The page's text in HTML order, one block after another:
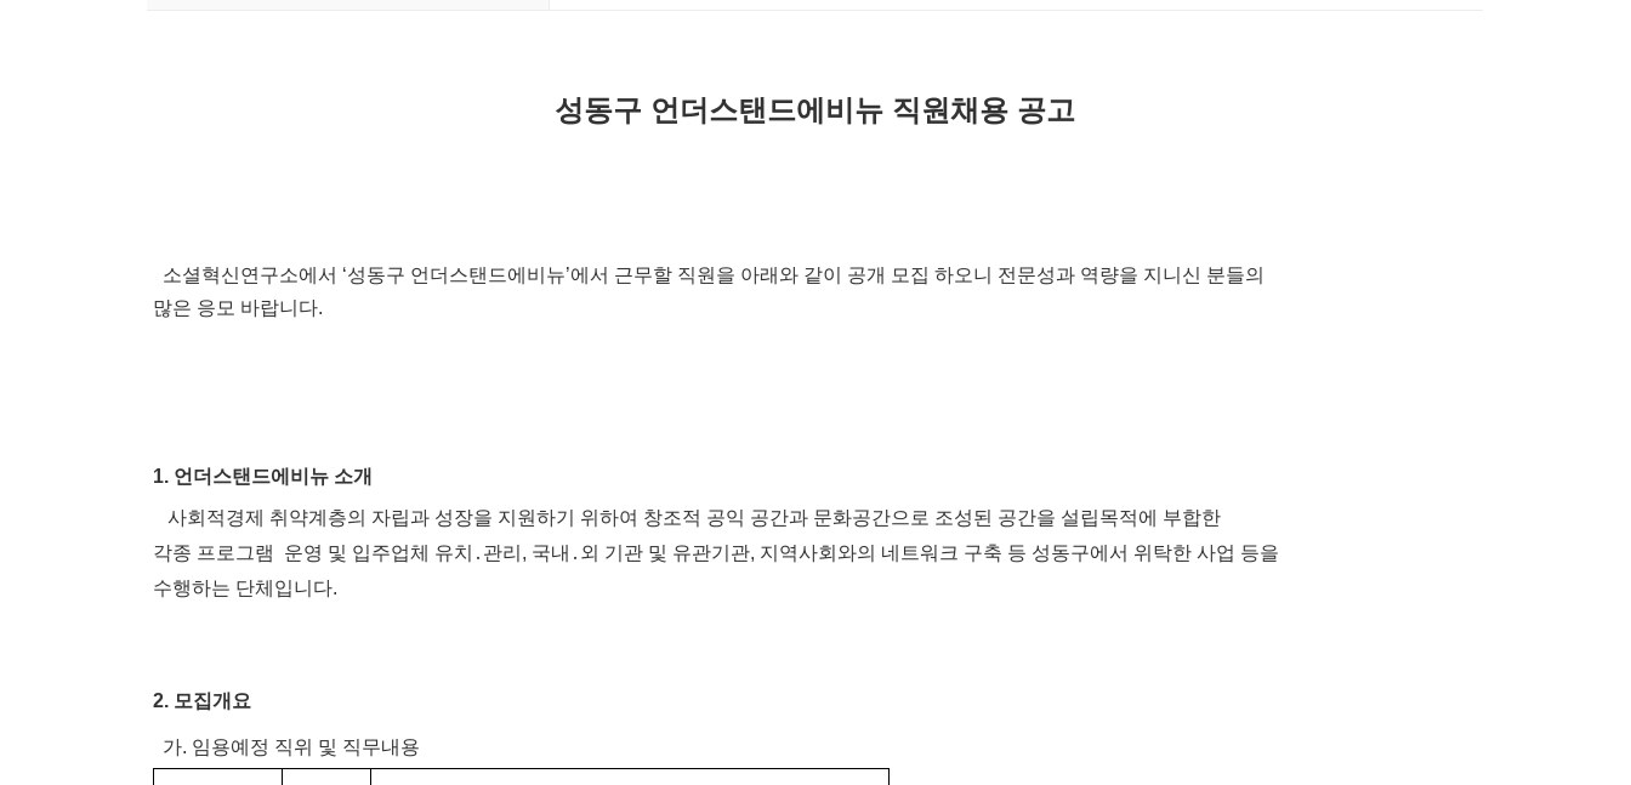
성동구 언더스탠드에비뉴 직원채용 공고
소셜혁신연구소에서 ‘성동구 언더스탠드에비뉴’에서 근무할 직원을 아래와 같이 공개 모집 하오니 전문성과 역량을 지니신 분들의
많은 응모 바랍니다.
1. 언더스탠드에비뉴 소개
사회적경제 취약계층의 자립과 성장을 지원하기 위하여 창조적 공익 공간과 문화공간으로 조성된 공간을 설립목적에 부합한
각종 프로그램 운영 및 입주업체 유치․관리 , 국내․외 기관 및 유관기관, 지역사회와의 네트워크 구축 등 성동구에서 위탁한 사업 등을
수행하는 단체입니다.
2. 모집개요
가. 임용예정 직위 및 직무내용